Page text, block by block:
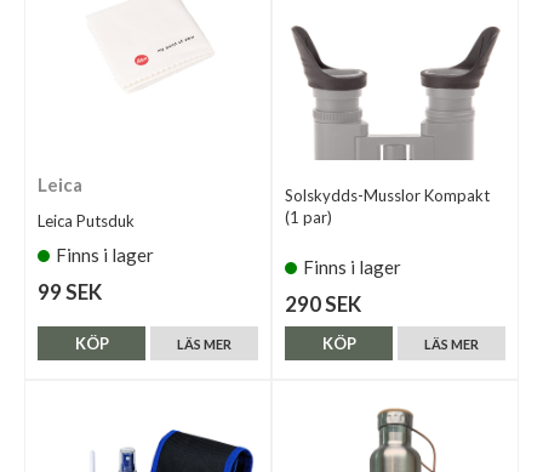
Leica
Leica Putsduk
Finns i lager
99 SEK
LÄS MER
KÖP
Solskydds-Musslor Kompakt
(1 par)
Finns i lager
290 SEK
LÄS MER
KÖP